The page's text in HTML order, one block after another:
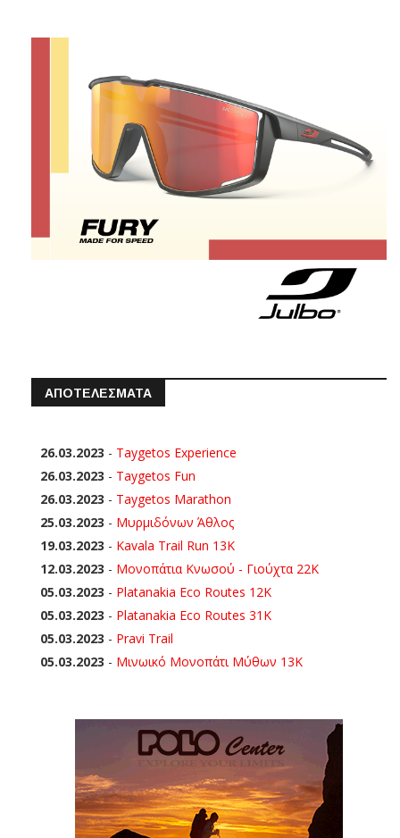
ΑΠΟΤΕΛΕΣΜΑΤΑ
26.03.2023 - Taygetos Experience
26.03.2023 - Taygetos Fun
26.03.2023 - Taygetos Marathon
25.03.2023 - Μυρμιδόνων Άθλος
19.03.2023 - Kavala Trail Run 13K
12.03.2023 - Μονοπάτια Κνωσού - Γιούχτα 22Κ
05.03.2023 - Platanakia Eco Routes 12K
05.03.2023 - Platanakia Eco Routes 31K
05.03.2023 - Pravi Trail
05.03.2023 - Μινωικό Μονοπάτι Μύθων 13Κ